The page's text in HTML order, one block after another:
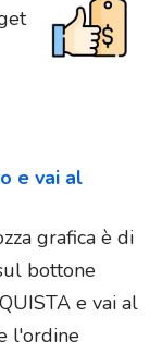
e vai al
grafica è di
bottone
e vai al
l'ordine